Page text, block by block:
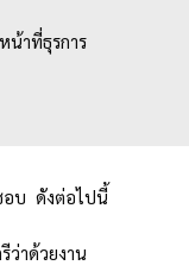
น้าที่ธุรการ
อบ ดังต่อไปนี้
ว่าด้วยงาน